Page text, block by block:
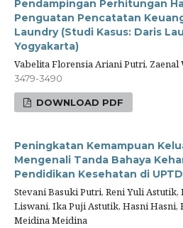
Pendampingan Perhitungan
Penguatan Pencatatan
Laundry (Studi Kasus: Daris
Yogyakarta)
Vabelita Florensia Ariani Putri, Zaenal
3479-3490
DOWNLOAD PDF
Peningkatan Kemampuan
Mengenali Tanda Bahaya
Pendidikan Kesehatan di
Stevani Basuki Putri, Reni Yuli
Liswani, Ika Puji Astutik, Hasni
Meidina Meidina